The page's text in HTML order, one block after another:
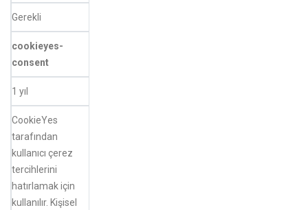
Gerekli
cookieyes-
consent
1 yıl
CookieYes
tarafından
kullanıcı çerez
tercihlerini
hatırlamak için
kullanılır. Kişisel